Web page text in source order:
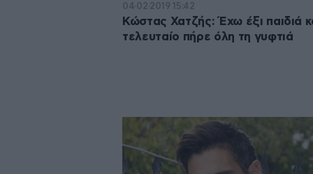
04·02·2019 15:42
Κώστας Χατζής: Έχω έξι παιδιά
τελευταίο πήρε όλη τη γυφτιά